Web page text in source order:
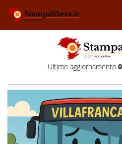
Ultimo aggiornamento